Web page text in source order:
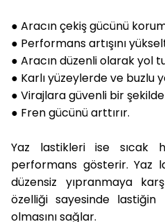
● Aracın çekiş gücünü
● Performans artışını
● Aracın düzenli olarak yol
● Karlı yüzeylerde ve buzlu
● Virajlara güvenli bir
● Fren gücünü arttırır.
Yaz lastikleri ise sıcak
performans gösterir. Yaz
düzensiz yıpranmaya
özelliği sayesinde lastiğin
olmasını sağlar.